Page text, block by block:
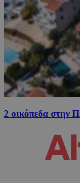
2 οικόπεδα στην